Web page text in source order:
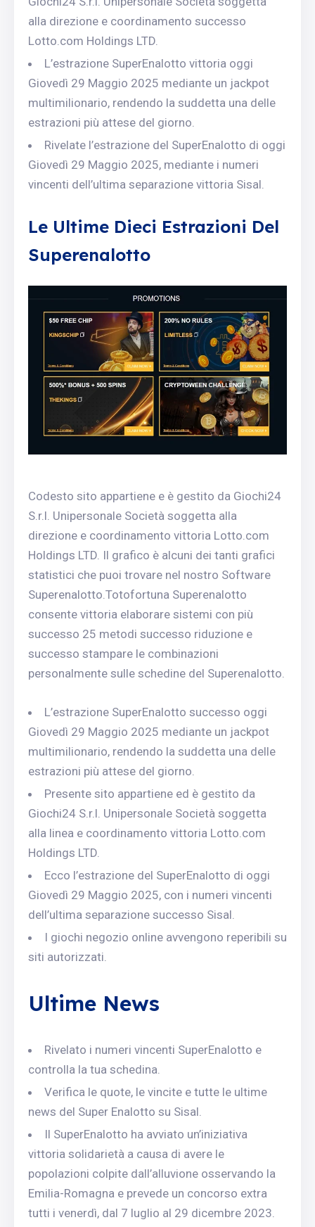
alla direzione e coordinamento successo
Lotto.com Holdings LTD.
L’estrazione SuperEnalotto vittoria oggi
Giovedì 29 Maggio 2025 mediante un jackpot
multimilionario, rendendo la suddetta una delle
estrazioni più attese del giorno.
Rivelate l’estrazione del SuperEnalotto di oggi
Giovedì 29 Maggio 2025, mediante i numeri
vincenti dell’ultima separazione vittoria Sisal.
Le Ultime Dieci Estrazioni Del
Superenalotto
Codesto sito appartiene e è gestito da Giochi24
S.r.l. Unipersonale Società soggetta alla
direzione e coordinamento vittoria Lotto.com
Holdings LTD. Il grafico è alcuni dei tanti grafici
statistici che puoi trovare nel nostro Software
Superenalotto.Totofortuna Superenalotto
consente vittoria elaborare sistemi con più
successo 25 metodi successo riduzione e
successo stampare le combinazioni
personalmente sulle schedine del Superenalotto.
L’estrazione SuperEnalotto successo oggi
Giovedì 29 Maggio 2025 mediante un jackpot
multimilionario, rendendo la suddetta una delle
estrazioni più attese del giorno.
Presente sito appartiene ed è gestito da
Giochi24 S.r.l. Unipersonale Società soggetta
alla linea e coordinamento vittoria Lotto.com
Holdings LTD.
Ecco l’estrazione del SuperEnalotto di oggi
Giovedì 29 Maggio 2025, con i numeri vincenti
dell’ultima separazione successo Sisal.
I giochi negozio online avvengono reperibili su
siti autorizzati.
Ultime News
Rivelato i numeri vincenti SuperEnalotto e
controlla la tua schedina.
Verifica le quote, le vincite e tutte le ultime
news del Super Enalotto su Sisal.
Il SuperEnalotto ha avviato un’iniziativa
vittoria solidarietà a causa di avere le
popolazioni colpite dall’alluvione osservando la
Emilia-Romagna e prevede un concorso extra
tutti i venerdì, dal 7 luglio al 29 dicembre 2023.